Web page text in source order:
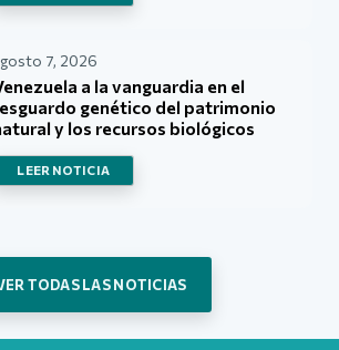
7, 2026
a la vanguardia en el
genético del patrimonio
y los recursos biológicos
LEER NOTICIA
TODAS LAS NOTICIAS